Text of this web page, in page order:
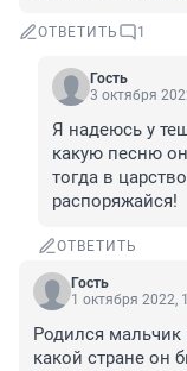
ОТВЕТИТЬ 1
Гость
3 октября
Я надеюсь у
какую песню
тогда в
распоряжайся!
ОТВЕТИТЬ
Гость
1 октября 2022,
Родился мальчик
какой стране он